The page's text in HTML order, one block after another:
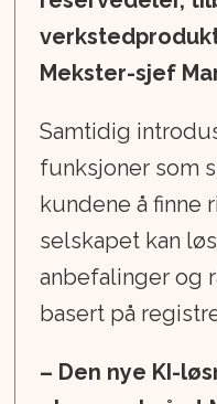
Mekster-sjef
Samtidig
funksjoner som
kundene å finne
selskapet kan
anbefalinger og
basert på
– Den nye KI-